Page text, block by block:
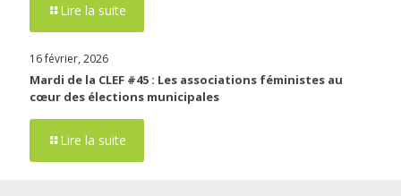
Lire la suite
16 février, 2026
Mardi de la CLEF #45 : Les associations féministes au
cœur des élections municipales
Lire la suite